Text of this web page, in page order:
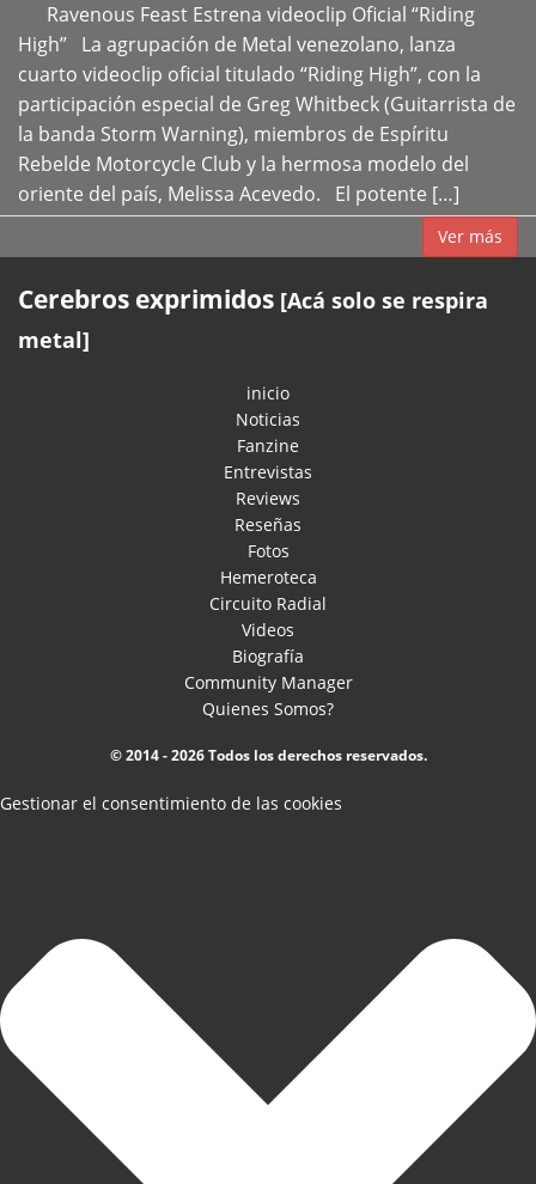
Ravenous Feast Estrena videoclip Oficial “Riding
High” La agrupación de Metal venezolano, lanza
cuarto videoclip oficial titulado “Riding High”, con la
participación especial de Greg Whitbeck (Guitarrista de
la banda Storm Warning), miembros de Espíritu
Rebelde Motorcycle Club y la hermosa modelo del
oriente del país, Melissa Acevedo. El potente […]
Ver más
Cerebros exprimidos [Acá solo se respira
metal]
inicio
Noticias
Fanzine
Entrevistas
Reviews
Reseñas
Fotos
Hemeroteca
Circuito Radial
Videos
Biografía
Community Manager
Quienes Somos?
© 2014 - 2026 Todos los derechos reservados.
Gestionar el consentimiento de las cookies